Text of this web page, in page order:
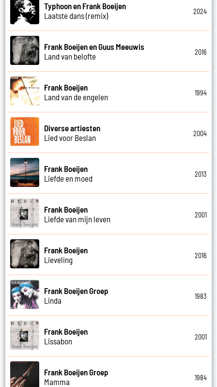
Typhoon en Frank Boeijen
Laatste dans (remix)
2024
Frank Boeijen en Guus Meeuwis
Land van belofte
2016
Frank Boeijen
Land van de engelen
1994
Diverse artiesten
Lied voor Beslan
2004
Frank Boeijen
Liefde en moed
2013
Frank Boeijen
Liefde van mijn leven
2001
Frank Boeijen
Lieveling
2016
Frank Boeijen Groep
Linda
1983
Frank Boeijen
Lissabon
2001
Frank Boeijen Groep
Mamma
1984